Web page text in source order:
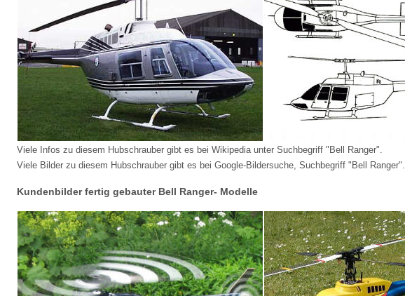
Viele Infos zu diesem Hubschrauber gibt es bei Wikipedia unter Suchbegriff "Bell Ranger".
Viele Bilder zu diesem Hubschrauber gibt es bei Google-Bildersuche, Suchbegriff "Bell Ranger".
Kundenbilder fertig gebauter Bell Ranger- Modelle